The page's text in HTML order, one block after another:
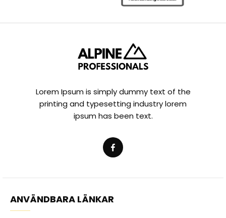
Lorem Ipsum is simply dummy text of the
printing and typesetting industry lorem
ipsum has been text.
ANVÄNDBARA LÄNKAR